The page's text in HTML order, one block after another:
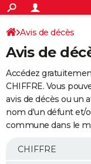
ACTUALITÉS
Politique
Société
Faits Divers
Education
Monde
Villes
+
SPORT
Coupe du monde
Football
Tennis
Cyclisme
Rugby
Forum
Programme TV
TNT
Streaming
Cinéma
Sorties cinéma
Musique
+
FINANCE
Retraite
Epargne
Immobilier
Risques naturels par
Banque
Assurance
AUTO
Essais
Réserver un essai
Citadines
Berlines
SUV
Forum auto
+
Mobiles
Meilleur smartphone
Internet
Ordinateurs
Jeux vidéo
Guide high-tech
Avis de décès
Avis de
Accédez
CHIFFRE. Vous
avis de décès ou un
nom d'un défunt et/
commune dans le